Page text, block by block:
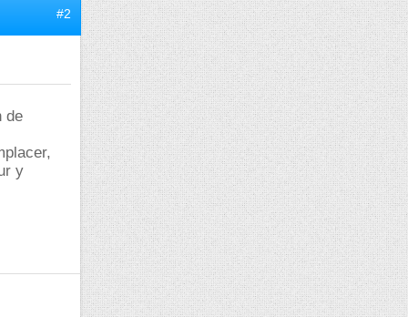
#2
de
y